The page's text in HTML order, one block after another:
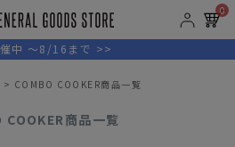
0
催中 ～8/16まで >>
COMBO COOKER商品一覧
COOKER商品一覧